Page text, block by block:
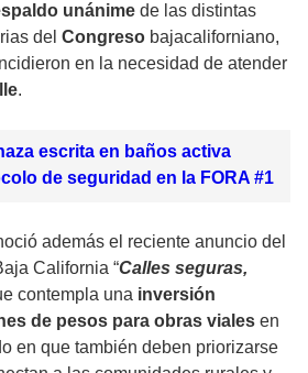
unánime de las distintas
del Congreso bajacaliforniano,
en la necesidad de atender
.
escrita en baños activa
de seguridad en la FORA #1
además el reciente anuncio del
California “Calles seguras,
contempla una inversión
de pesos para obras viales en
en que también deben priorizarse